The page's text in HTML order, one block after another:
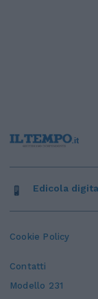
Cookie Policy
Contatti
Modello 231
Edicola